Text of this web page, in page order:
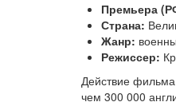
Премьера
Страна:
Жанр:
Режиссер:
Действие
чем 300 000